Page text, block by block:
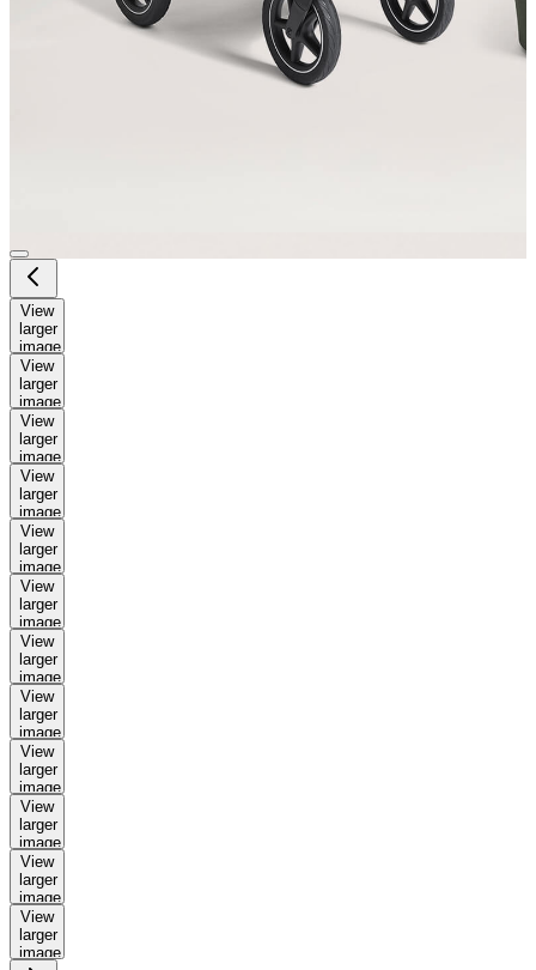
View
larger
image
View
larger
image
View
larger
image
View
larger
image
View
larger
image
View
larger
image
View
larger
image
View
larger
image
View
larger
image
View
larger
image
View
larger
image
View
larger
image